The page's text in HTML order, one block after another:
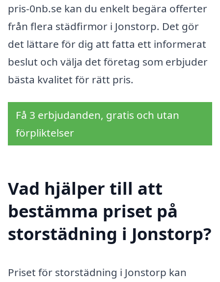
pris-0nb.se kan du enkelt begära offerter
från flera städfirmor i Jonstorp. Det gör
det lättare för dig att fatta ett informerat
beslut och välja det företag som erbjuder
bästa kvalitet för rätt pris.
Få 3 erbjudanden, gratis och utan
förpliktelser
Vad hjälper till att
bestämma priset på
storstädning i Jonstorp?
Priset för storstädning i Jonstorp kan